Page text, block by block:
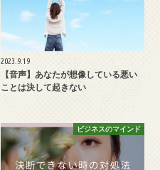
2023.9.19
【音声】あなたが想像している悪い
ことは決して起きない
ビジネスのマインド